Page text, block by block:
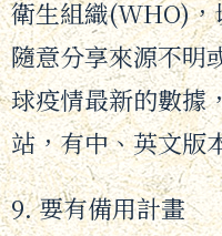
衛生組織(WHO)
隨意分享來源不明
球疫情最新的數據
站，有中、英文版
9. 要有備用計畫